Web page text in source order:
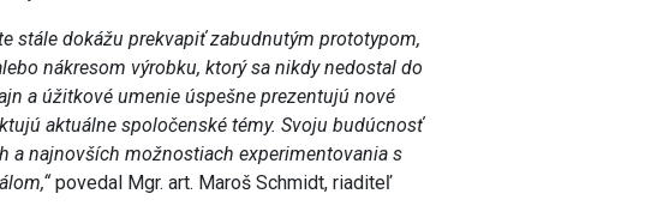
stále dokážu prekvapiť zabudnutým prototypom,
nákresom výrobku, ktorý sa nikdy nedostal do
a úžitkové umenie úspešne prezentujú nové
aktuálne spoločenské témy. Svoju budúcnosť
a najnovších možnostiach experimentovania s
povedal Mgr. art. Maroš Schmidt, riaditeľ